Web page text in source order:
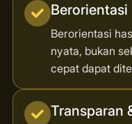
Berorientasi
Berorientasi
nyata, bukan
cepat dapat
Transparan